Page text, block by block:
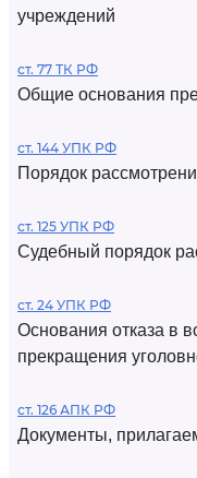
учреждений
ст. 77 ТК РФ
Общие основания
ст. 144 УПК РФ
Порядок
ст. 125 УПК РФ
Судебный порядок
ст. 24 УПК РФ
Основания отказа в
прекращения
ст. 126 АПК РФ
Документы,